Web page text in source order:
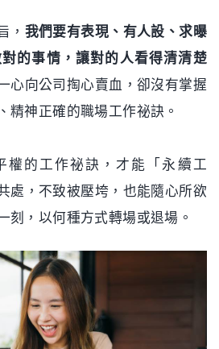
， 我們要有表現、有人設、求曝
的事情，讓對的人看得清清楚
心向公司掏心賣血，卻沒有掌握
精神正確的職場工作祕訣。
權的工作祕訣，才能「永續工
處，不致被壓垮，也能隨心所欲
刻，以何種方式轉場或退場。